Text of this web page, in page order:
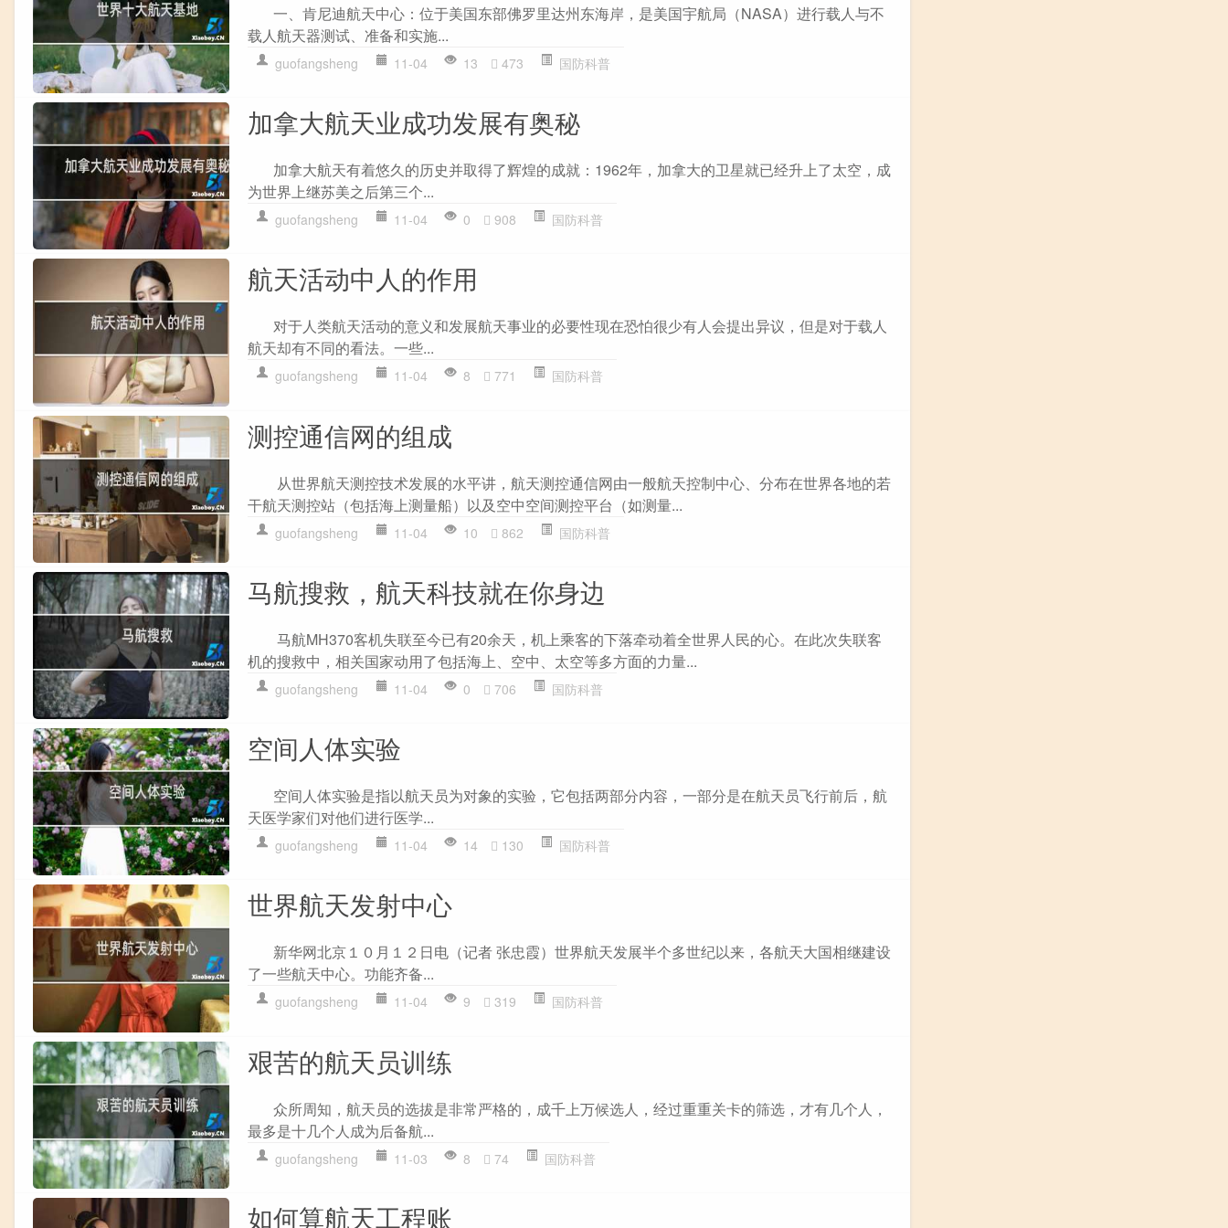
一、肯尼迪航天中心：位于美国东部佛罗里达州东海岸，是美国宇航局（NASA）进行载人与不
载人航天器测试、准备和实施...
guofangsheng 11-04 13 473 国防科普
加拿大航天业成功发展有奥秘
加拿大航天有着悠久的历史并取得了辉煌的成就：1962年，加拿大的卫星就已经升上了太空，成
为世界上继苏美之后第三个...
guofangsheng 11-04 0 908 国防科普
航天活动中人的作用
对于人类航天活动的意义和发展航天事业的必要性现在恐怕很少有人会提出异议，但是对于载人
航天却有不同的看法。一些...
guofangsheng 11-04 8 771 国防科普
测控通信网的组成
从世界航天测控技术发展的水平讲，航天测控通信网由一般航天控制中心、分布在世界各地的若
干航天测控站（包括海上测量船）以及空中空间测控平台（如测量...
guofangsheng 11-04 10 862 国防科普
马航搜救，航天科技就在你身边
马航MH370客机失联至今已有20余天，机上乘客的下落牵动着全世界人民的心。在此次失联客
机的搜救中，相关国家动用了包括海上、空中、太空等多方面的力量...
guofangsheng 11-04 0 706 国防科普
空间人体实验
空间人体实验是指以航天员为对象的实验，它包括两部分内容，一部分是在航天员飞行前后，航
天医学家们对他们进行医学...
guofangsheng 11-04 14 130 国防科普
世界航天发射中心
新华网北京１０月１２日电（记者 张忠霞）世界航天发展半个多世纪以来，各航天大国相继建设
了一些航天中心。功能齐备...
guofangsheng 11-04 9 319 国防科普
艰苦的航天员训练
众所周知，航天员的选拔是非常严格的，成千上万候选人，经过重重关卡的筛选，才有几个人，
最多是十几个人成为后备航...
guofangsheng 11-03 8 74 国防科普
如何算航天工程账